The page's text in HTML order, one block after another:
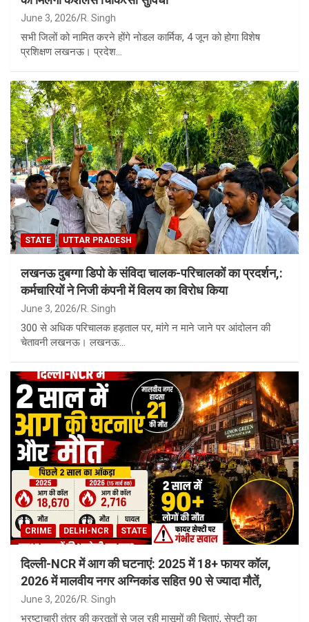
June 3, 2026 R. Singh
सभी जिलों को नामित करने होंगे नोडल कार्मिक, 4 जून को होगा विशेष
प्रशिक्षण लखनऊ। प्रदेश…
STATE UTTAR PRADESH
लखनऊ दुबग्गा डिपो के संविदा चालक-परिचालकों का प्रदर्शन,:
कर्मचारियों ने निजी कंपनी में विलय का विरोध किया
June 3, 2026 R. Singh
300 से अधिक परिचालक हड़ताल पर, मांगे न माने जाने पर आंदोलन की
चेतावनी लखनऊ। लखनऊ…
CRIME DELHI-NCR STATE
दिल्ली-NCR में आग की घटनाएं: 2025 में 18+ फायर कॉल,
2026 में मालवीय नगर अग्निकांड सहित 90 से ज्यादा मौतें,
June 3, 2026 R. Singh
भ्रष्टाचारी तंत्र की करतूतों से जल रही मासूमों की चिताएं, सेफ्टी का